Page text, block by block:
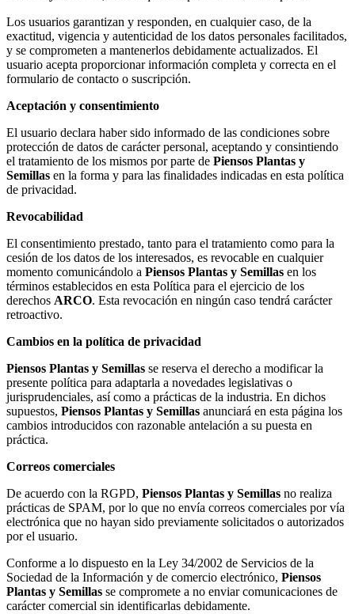
Los usuarios garantizan y responden, en cualquier caso, de la
exactitud, vigencia y autenticidad de los datos personales facilitados,
y se comprometen a mantenerlos debidamente actualizados. El
usuario acepta proporcionar información completa y correcta en el
formulario de contacto o suscripción.
Aceptación y consentimiento
El usuario declara haber sido informado de las condiciones sobre
protección de datos de carácter personal, aceptando y consintiendo
el tratamiento de los mismos por parte de Piensos Plantas y
Semillas en la forma y para las finalidades indicadas en esta política
de privacidad.
Revocabilidad
El consentimiento prestado, tanto para el tratamiento como para la
cesión de los datos de los interesados, es revocable en cualquier
momento comunicándolo a Piensos Plantas y Semillas en los
términos establecidos en esta Política para el ejercicio de los
derechos ARCO. Esta revocación en ningún caso tendrá carácter
retroactivo.
Cambios en la política de privacidad
Piensos Plantas y Semillas se reserva el derecho a modificar la
presente política para adaptarla a novedades legislativas o
jurisprudenciales, así como a prácticas de la industria. En dichos
supuestos, Piensos Plantas y Semillas anunciará en esta página los
cambios introducidos con razonable antelación a su puesta en
práctica.
Correos comerciales
De acuerdo con la RGPD, Piensos Plantas y Semillas no realiza
prácticas de SPAM, por lo que no envía correos comerciales por vía
electrónica que no hayan sido previamente solicitados o autorizados
por el usuario.
Conforme a lo dispuesto en la Ley 34/2002 de Servicios de la
Sociedad de la Información y de comercio electrónico, Piensos
Plantas y Semillas se compromete a no enviar comunicaciones de
carácter comercial sin identificarlas debidamente.